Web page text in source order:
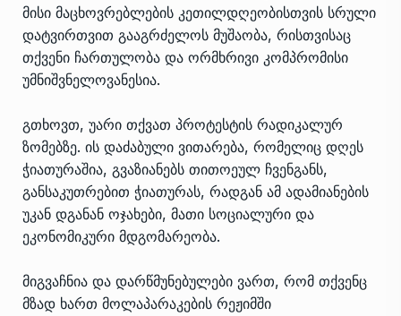
მისი მაცხოვრებლების კეთილდღეობისთვის სრული
დატვირთვით გააგრძელოს მუშაობა, რისთვისაც
თქვენი ჩართულობა და ორმხრივი კომპრომისი
უმნიშვნელოვანესია.
გთხოვთ, უარი თქვათ პროტესტის რადიკალურ
ზომებზე. ის დაძაბული ვითარება, რომელიც დღეს
ჭიათურაშია, გვაზიანებს თითოეულ ჩვენგანს,
განსაკუთრებით ჭიათურას, რადგან ამ ადამიანების
უკან დგანან ოჯახები, მათი სოციალური და
ეკონომიკური მდგომარეობა.
მიგვაჩნია და დარწმუნებულები ვართ, რომ თქვენც
მზად ხართ მოლაპარაკების რეჟიმში